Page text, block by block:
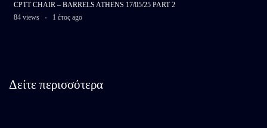
CPTT CHAIR – BARRELS ATHENS 17/05/25 PART 2
84 views
1 έτος ago
Δείτε περισσότερα